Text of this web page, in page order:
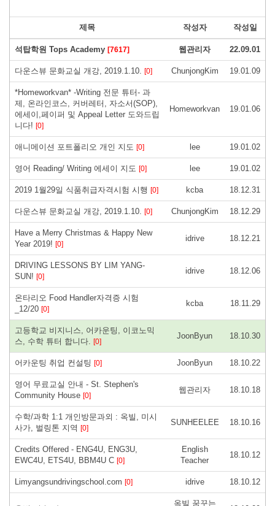
제목 작성자 작성일
석탑학원 Tops Academy [7617] 웹관리자 22.09.01
다운스뷰 문화교실 개강, 2019.1.10. [0] ChunjongKim 19.01.09
*Homeworkvan* -Writing 전문 튜터- 과
제, 온라인코스, 커버레터, 자소서(SOP),
에세이,페이퍼 및 Appeal Letter 도와드립
니다! [0]
Homeworkvan 19.01.06
애니메이션 포트폴리오 개인 지도 [0] lee 19.01.02
영어 Reading/ Writing 에세이 지도 [0] lee 19.01.02
2019 1월29일 식품취급자격시험 시행 [0] kcba 18.12.31
다운스뷰 문화교실 개강, 2019.1.10. [0] ChunjongKim 18.12.29
Have a Merry Christmas & Happy New
Year 2019! [0]
idrive 18.12.21
DRIVING LESSONS BY LIM YANG-
SUN! [0]
idrive 18.12.06
온타리오 Food Handler자격증 시험
_12/20 [0]
kcba 18.11.29
고등학교 비지니스, 어카운팅, 이코노믹
스, 수학 튜터 합니다. [0]
JoonByun 18.10.30
어카운팅 취업 컨설팅 [0] JoonByun 18.10.22
영어 무료교실 안내 - St. Stephen's
Community House [0]
웹관리자 18.10.18
수학/과학 1:1 개인방문과외 : 옥빌, 미시
사가, 벌링톤 지역 [0]
SUNHEELEE 18.10.16
Credits Offered - ENG4U, ENG3U,
EWC4U, ETS4U, BBM4U C [0]
English
Teacher
18.10.12
Limyangsundrivingschool.com [0] idrive 18.10.12
옥빌 꿈꾸는